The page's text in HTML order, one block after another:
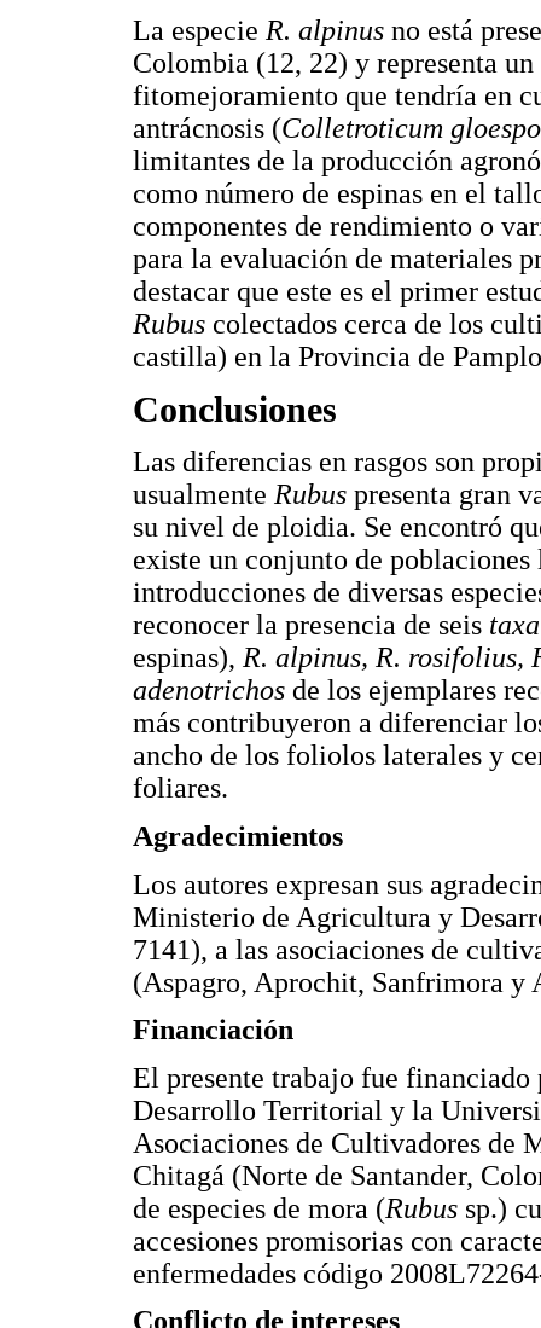
La especie R. alpinus no está
Colombia (12, 22) y representa
fitomejoramiento que tendría en
antrácnosis (Colletroticum
limitantes de la producción
como número de espinas en el
componentes de rendimiento o
para la evaluación de materiales
destacar que este es el primer
Rubus colectados cerca de los
castilla) en la Provincia de
Conclusiones
Las diferencias en rasgos son
usualmente Rubus presenta gran
su nivel de ploidia. Se encontró
existe un conjunto de
introducciones de diversas
reconocer la presencia de seis
espinas), R. alpinus, R. rosifolius,
adenotrichos de los ejemplares
más contribuyeron a diferenciar
ancho de los foliolos laterales y
foliares.
Agradecimientos
Los autores expresan sus
Ministerio de Agricultura y
7141), a las asociaciones de
(Aspagro, Aprochit, Sanfrimora y
Financiación
El presente trabajo fue
Desarrollo Territorial y la
Asociaciones de Cultivadores de
Chitagá (Norte de Santander,
de especies de mora (Rubus sp.)
accesiones promisorias con
enfermedades código
Conflicto de intereses